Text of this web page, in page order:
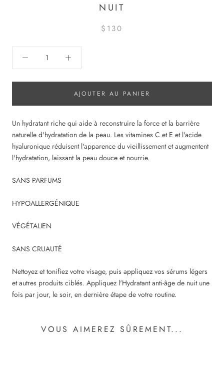
NUIT
$130
AJOUTER AU PANIER
Un hydratant riche qui aide à reconstruire la force et la barrière
naturelle d'hydratation de la peau. Les vitamines C et E et l'acide
hyaluronique réduisent l'apparence du vieillissement et augmentent
l'hydratation, laissant la peau douce et nourrie.
SANS PARFUMS
HYPOALLERGÉNIQUE
VÉGÉTALIEN
SANS CRUAUTÉ
Nettoyez et tonifiez votre visage, puis appliquez vos sérums légers
et autres produits ciblés. Appliquez l'Hydratant anti-âge de nuit une
fois par jour, le soir, en dernière étape de votre routine.
VOUS AIMEREZ SÛREMENT...